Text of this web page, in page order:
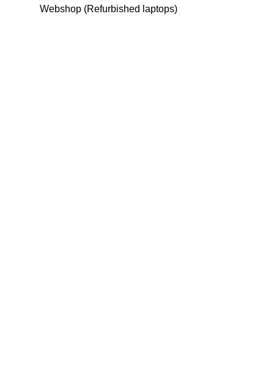
Webshop (Refurbished laptops)